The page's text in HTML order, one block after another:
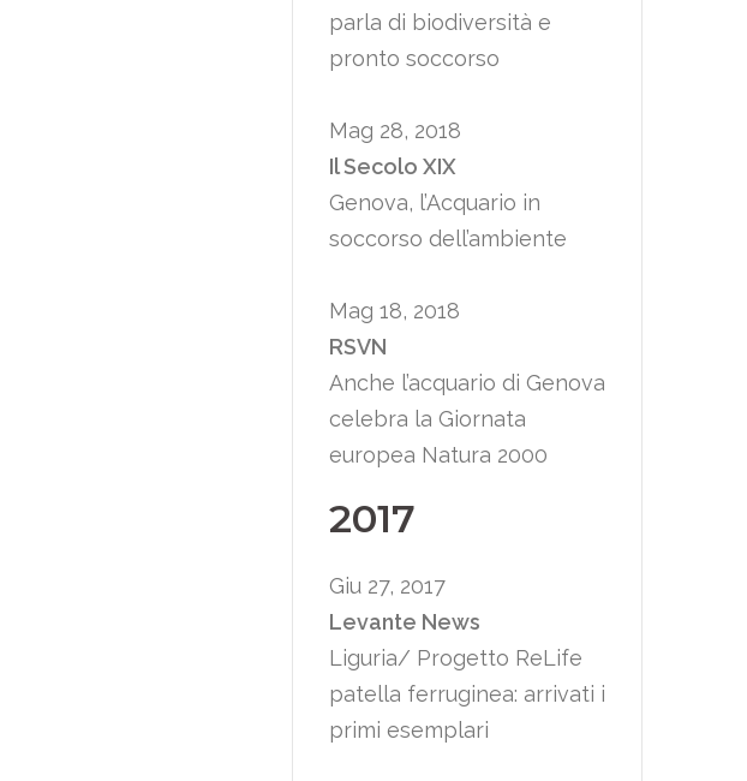
parla di biodiversità e
pronto soccorso
Mag 28, 2018
Il Secolo XIX
Genova, l’Acquario in
soccorso dell’ambiente
Mag 18, 2018
RSVN
Anche l’acquario di Genova
celebra la Giornata
europea Natura 2000
2017
Giu 27, 2017
Levante News
Liguria/ Progetto ReLife
patella ferruginea: arrivati i
primi esemplari